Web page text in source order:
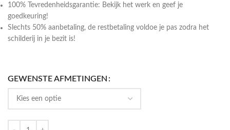
100% Tevredenheidsgarantie: Bekijk het werk en geef je
goedkeuring!
Slechts 50% aanbetaling, de restbetaling voldoe je pas zodra het
schilderij in je bezit is!
GEWENSTE AFMETINGEN